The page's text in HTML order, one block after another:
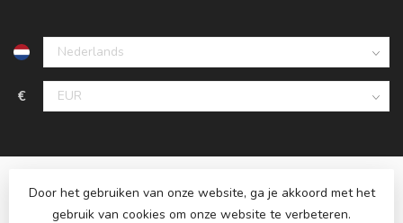
€
Door het gebruiken van onze website, ga je akkoord met het
gebruik van cookies om onze website te verbeteren.